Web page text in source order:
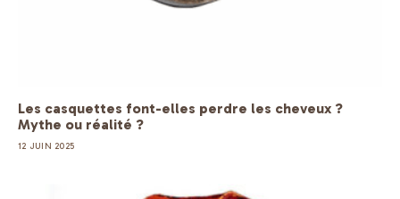
Les casquettes font-elles perdre les cheveux ?
Mythe ou réalité ?
12 JUIN 2025